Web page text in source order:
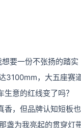
要一份不张扬的踏实
3100mm，大五座赛
意的红线变了吗？
香，但品牌认知短板
盏为我亮起的贯穿灯